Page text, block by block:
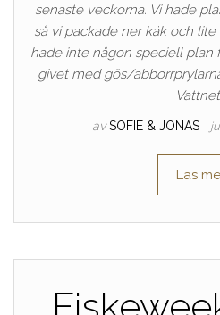
senaste veckorna. Vi hade
så vi packade ner käk och
hade inte någon speciell plan
givet med gös/
av SOFIE & JONAS
Läs